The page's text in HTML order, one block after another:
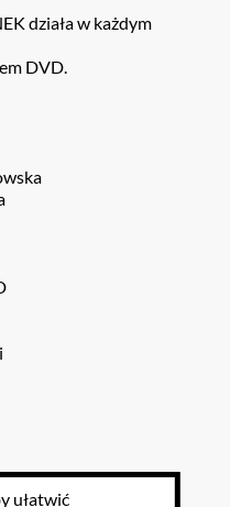
działa w każdym
DVD.
ułatwić